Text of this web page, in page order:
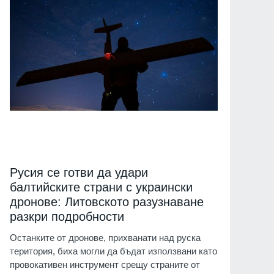
Русия се готви да удари
балтийските страни с украински
дронове: Литовското разузнаване
разкри подробности
Останките от дронове, прихванати над руска
територия, биха могли да бъдат използвани като
провокативен инструмент срещу страните от